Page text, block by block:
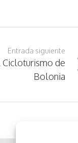
Entrada siguiente
Cicloturismo de
Bolonia